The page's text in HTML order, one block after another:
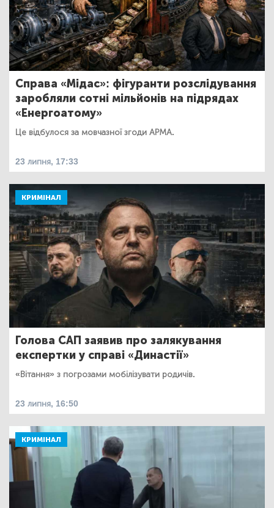
Справа «Мідас»: фігуранти розслідування
заробляли сотні мільйонів на підрядах
«Енергоатому»
Це відбулося за мовчазної згоди АРМА.
23 липня, 17:33
КРИМІНАЛ
Голова САП заявив про залякування
експертки у справі «Династії»
«Вітання» з погрозами мобілізувати родичів.
23 липня, 16:50
КРИМІНАЛ